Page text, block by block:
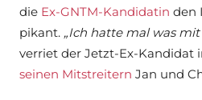
die Ex-GNTM-Kandidatin den
pikant. „Ich hatte mal was
verriet der Jetzt-Ex-Kandidat
seinen Mitstreitern Jan und